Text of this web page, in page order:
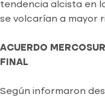
tendencia alcista en
se volcarían a mayor
ACUERDO
FINAL
Según informaron